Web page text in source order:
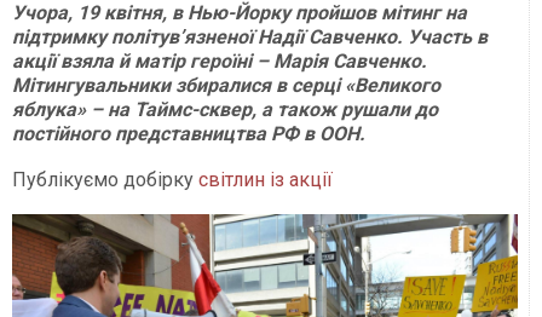
Учора, 19 квітня, в Нью-Йорку пройшов мітинг на
підтримку політув’язненої Надії Савченко. Участь в
акції взяла й матір героїні – Марія Савченко.
Мітингувальники збиралися в серці «Великого
яблука» – на Таймс-сквер, а також рушали до
постійного представництва РФ в ООН.
Публікуємо добірку світлин із акції